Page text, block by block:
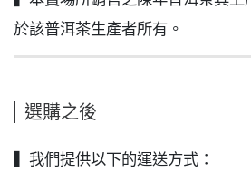
於該普洱茶生產者所有。
選購之後
▍我們提供以下的運送方式：